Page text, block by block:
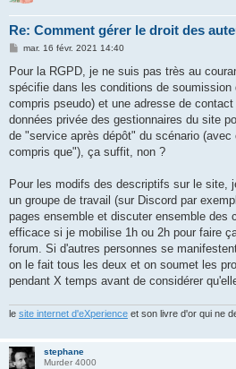
Re: Comment gérer le droit des
M
s
a
g
mar. 16 févr. 2021 14:40
Pour la RGPD, je ne suis pas très au
spécifie dans les conditions de soumission
compris pseudo) et une adresse de
données privée des gestionnaires du site
de "service après dépôt" du scénario
compris que"), ça suffit, non ?
Pour les modifs des descriptifs sur le site,
un groupe de travail (sur Discord par
pages ensemble et discuter ensemble des
efficace si je mobilise 1h ou 2h pour faire
forum. Si d'autres personnes se
on le fait tous les deux et on soumet les
pendant X temps avant de considérer
le site internet d'eXperience et son livre d'or qui ne
stephane
Murder 4000